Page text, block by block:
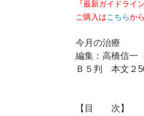
『最新ガイドライ
ご購入はこちらか
今月の治療
編集：高橋信一
Ｂ５判 本文２
【目 次】